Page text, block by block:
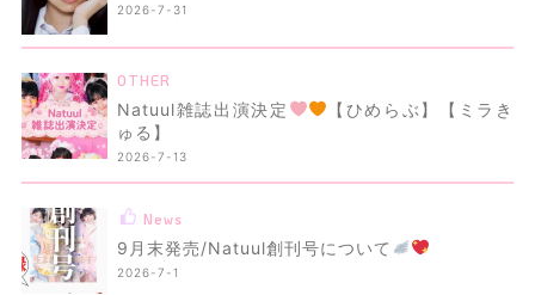
2026-7-31
OTHER
Natuul雑誌出演決定
【ひめらぶ】【ミラき
ゅる】
2026-7-13
News
9月末発売/Natuul創刊号について
2026-7-1